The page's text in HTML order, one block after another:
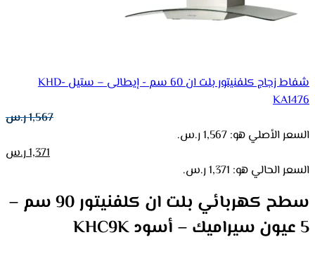
شفاط زجاج كلفنيتور بلت ان 60 سم - إيطالى – ستيل KHD-
KA1476
1,567ر.س
السعر الأصلي هو: 1,567 ر.س.
1,371ر.س
السعر الحالي هو: 1,371 ر.س.
سطح كهربائي بلت ان كلفنيتور 90 سم –
5 عيون سيراميك – أسود KHC9K